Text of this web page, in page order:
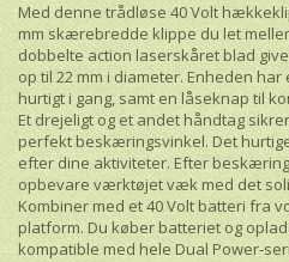
Med denne trådløse 40 Volt
mm skærebredde klippe du let
dobbelte action laserskåret blad
op til 22 mm i diameter. Enheden
hurtigt i gang, samt en låseknap til
Et drejeligt og et andet håndtag
perfekt beskæringsvinkel. Det
efter dine aktiviteter. Efter
opbevare værktøjet væk med det
Kombiner med et 40 Volt batteri fra
platform. Du køber batteriet og
kompatible med hele Dual Power-